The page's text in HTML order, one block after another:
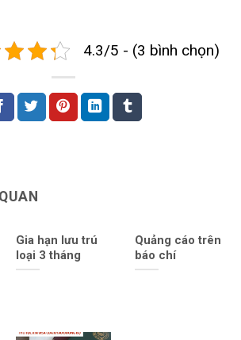
4.3/5 - (3 bình chọn)
Gia hạn lưu trú
loại 3 tháng
Quảng cáo trên
báo chí